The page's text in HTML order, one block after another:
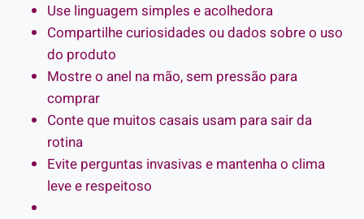
Use linguagem simples e acolhedora
Compartilhe curiosidades ou dados sobre o uso
do produto
Mostre o anel na mão, sem pressão para
comprar
Conte que muitos casais usam para sair da
rotina
Evite perguntas invasivas e mantenha o clima
leve e respeitoso